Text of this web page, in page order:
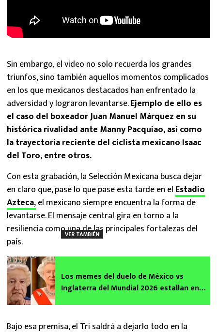
Sin embargo, el video no solo recuerda los grandes
triunfos, sino también aquellos momentos complicados
en los que mexicanos destacados han enfrentado la
adversidad y lograron levantarse.Ejemplo de ello es
el caso del boxeador Juan Manuel Márquez en su
histórica rivalidad ante Manny Pacquiao, así como
la trayectoria reciente del ciclista mexicano Isaac
del Toro, entre otros.
Con esta grabación, la Selección Mexicana busca dejar
en claro que, pase lo que pase esta tarde en el Estadio
Azteca,el mexicano siempre encuentra la forma de
levantarse. El mensaje central gira en torno a la
resiliencia como una de las principales fortalezas del
país.
VER TAMBIÉN
Los memes del duelo de México vs
Inglaterra del Mundial 2026 estallan en
Bajo esa premisa, el Tri saldrá a dejarlo todo en la